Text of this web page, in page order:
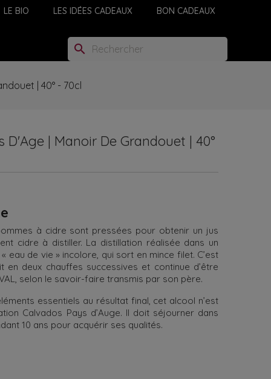
LE BIO LES IDÉES CADEAUX BON CADEAUX
search
| 40° - 70cl
D'Age | Manoir De Grandouet | 40°
à cidre sont pressées pour obtenir un jus
cidre à distiller. La distillation réalisée dans un
eau de vie » incolore, qui sort en mince filet. C’est
deux chauffes successives et continue d’être
selon le savoir-faire transmis par son père.
essentiels au résultat final, cet alcool n’est
Calvados Pays d’Auge. Il doit séjourner dans
10 ans pour acquérir ses qualités.